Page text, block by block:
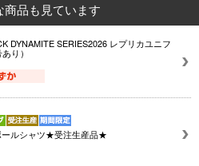
品も見ています
DYNAMITE SERIES2026 レプリカユニフ
り）
ールシャツ★受注生産品★